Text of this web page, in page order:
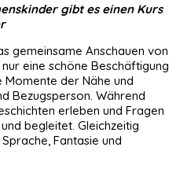
gibt es einen Kurs
gemeinsame Anschauen von
eine schöne Beschäftigung
der Nähe und
Bezugsperson. Während
erleben und Fragen
begleitet. Gleichzeitig
Fantasie und